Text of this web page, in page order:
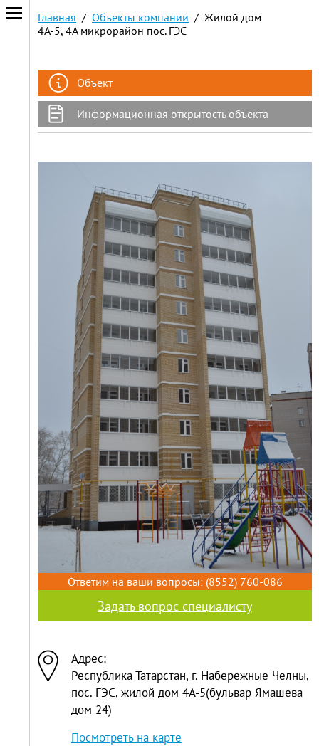
Главная / Объекты компании / Жилой дом
4А-5, 4А микрорайон пос. ГЭС
Объект
Информационная открытость объекта
Ответим на ваши вопросы: (8552) 760-086
Задать вопрос специалисту
Адрес:
Республика Татарстан, г. Набережные Челны,
пос. ГЭС, жилой дом 4А-5(бульвар Ямашева
дом 24)
Посмотреть на карте